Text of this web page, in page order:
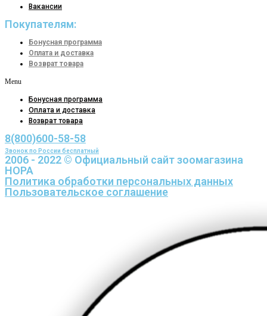
Вакансии
Покупателям:
Бонусная программа
Оплата и доставка
Возврат товара
Menu
Бонусная программа
Оплата и доставка
Возврат товара
8(800)600-58-58
Звонок по России бесплатный
2006 - 2022 © Официальный сайт зоомагазина
НОРА
Политика обработки персональных данных
Пользовательское соглашение